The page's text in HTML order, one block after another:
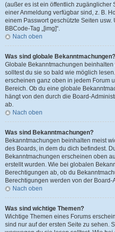
(außer es ist ein öffentlich zugänglicher
einer Anmeldung verfügbar sind, z. B.
einem Passwort geschützte Seiten
BBCode-Tag „[img]“.
Nach oben
Was sind globale Bekanntmachungen?
Globale Bekanntmachungen
solltest du sie so bald wie möglich
erscheinen ganz oben in jedem Forum
Bereich. Ob du eine globale
hängt von den durch die Board-
ab.
Nach oben
Was sind Bekanntmachungen?
Bekanntmachungen beinhalten meist
des Boards, in dem du dich befindest.
Bekanntmachungen erscheinen oben
erstellt wurden. Wie bei globalen
Berechtigungen ab, ob du
Berechtigungen werden von der
Nach oben
Was sind wichtige Themen?
Wichtige Themen eines Forums
sind nur auf der ersten Seite zu sehen.